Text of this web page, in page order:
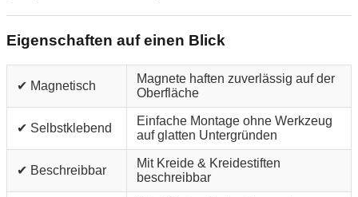
Eigenschaften auf einen Blick
✔ Magnetisch
Magnete haften zuverlässig auf der
Oberfläche
✔ Selbstklebend
Einfache Montage ohne Werkzeug
auf glatten Untergründen
✔ Beschreibbar
Mit Kreide & Kreidestiften
beschreibbar